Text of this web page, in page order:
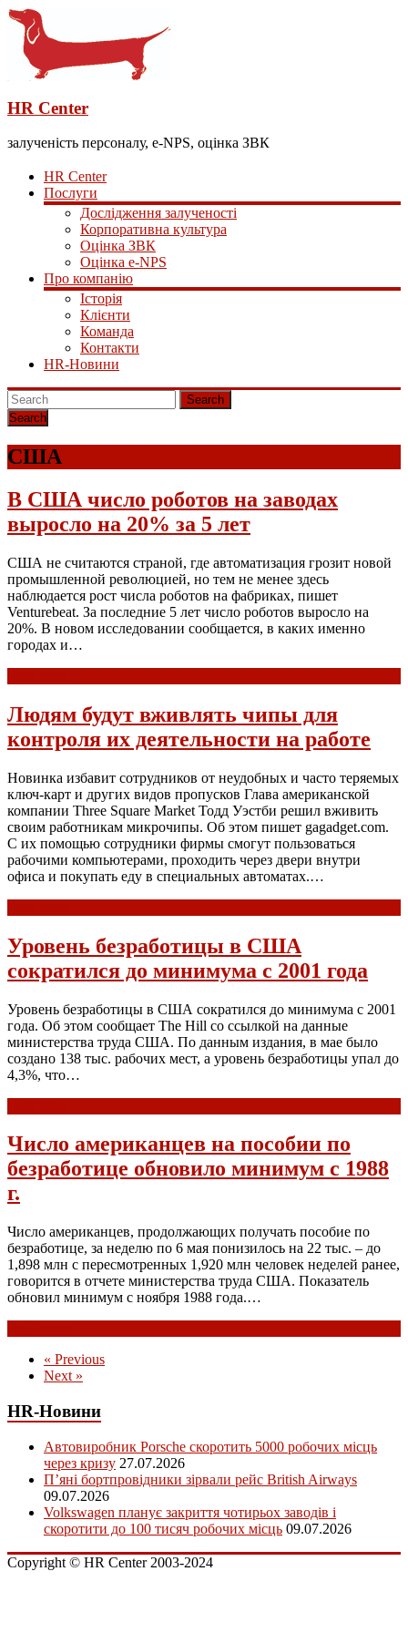
HR Center
залученість персоналу, e-NPS, оцінка ЗВК
HR Center
Послуги
Дослідження залученості
Корпоративна культура
Оцінка ЗВК
Оцінка e-NPS
Про компанію
Історія
Клієнти
Команда
Контакти
HR-Новини
Search
США
В США число роботов на заводах
выросло на 20% за 5 лет
США не считаются страной, где автоматизация грозит новой
промышленной революцией, но тем не менее здесь
наблюдается рост числа роботов на фабриках, пишет
Venturebeat. За последние 5 лет число роботов выросло на
20%. В новом исследовании сообщается, в каких именно
городах и…
Людям будут вживлять чипы для
контроля их деятельности на работе
Новинка избавит сотрудников от неудобных и часто теряемых
ключ-карт и других видов пропусков Глава американской
компании Three Square Market Тодд Уэстби решил вживить
своим работникам микрочипы. Об этом пишет gagadget.com.
С их помощью сотрудники фирмы смогут пользоваться
рабочими компьютерами, проходить через двери внутри
офиса и покупать еду в специальных автоматах.…
Уровень безработицы в США
сократился до минимума с 2001 года
Уровень безработицы в США сократился до минимума с 2001
года. Об этом сообщает The Hill со ссылкой на данные
министерства труда США. По данным издания, в мае было
создано 138 тыс. рабочих мест, а уровень безработицы упал до
4,3%, что…
Число американцев на пособии по
безработице обновило минимум с 1988
г.
Число американцев, продолжающих получать пособие по
безработице, за неделю по 6 мая понизилось на 22 тыс. – до
1,898 млн с пересмотренных 1,920 млн человек неделей ранее,
говорится в отчете министерства труда США. Показатель
обновил минимум с ноября 1988 года.…
« Previous
Next »
HR-Новини
Автовиробник Porsche скоротить 5000 робочих місць
через кризу 27.07.2026
П’яні бортпровідники зірвали рейс British Airways
09.07.2026
Volkswagen планує закриття чотирьох заводів і
скоротити до 100 тисяч робочих місць 09.07.2026
Copyright © HR Center 2003-2024